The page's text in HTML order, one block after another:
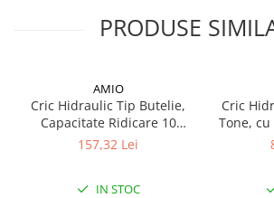
Rampe luminoase girofar
Suporturi pentru girofare auto si
camion
Veste Reflectorizante de Avertizare
PRODUSE
AMIO
Cric Hidraulic Tip Butelie,
Capacitate Ridicare 10
Tone, Cutie PVC Inclusa,
157,32 Lei
IN STOC
Cric
Tone,